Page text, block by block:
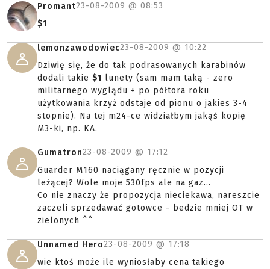
Promant23-08-2009 @ 08:53
$1
lemonzawodowiec23-08-2009 @ 10:22
Dziwię się, że do tak podrasowanych karabinów
dodali takie $1 lunety (sam mam taką - zero
militarnego wyglądu + po półtora roku
użytkowania krzyż odstaje od pionu o jakies 3-4
stopnie). Na tej m24-ce widziałbym jakąś kopię
M3-ki, np. KA.
Gumatron23-08-2009 @ 17:12
Guarder M160 naciągany ręcznie w pozycji
leżącej? Wole moje 530fps ale na gaz...
Co nie znaczy że propozycja nieciekawa, nareszcie
zaczeli sprzedawać gotowce - bedzie mniej OT w
zielonych ^^
Unnamed Hero23-08-2009 @ 17:18
wie ktoś może ile wyniosłaby cena takiego